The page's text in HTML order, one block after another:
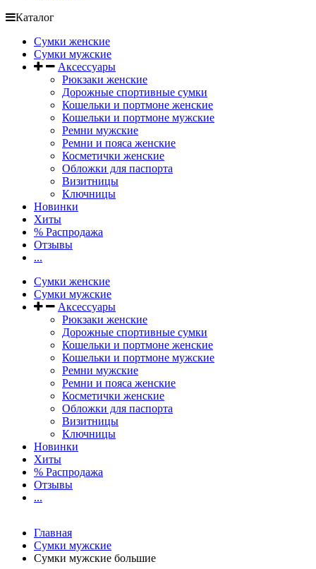
Каталог
Сумки женские
Сумки мужские
Аксессуары
Рюкзаки женские
Дорожные спортивные сумки
Кошельки и портмоне женские
Кошельки и портмоне мужские
Ремни мужские
Ремни и пояса женские
Косметички женские
Обложки для паспорта
Визитницы
Ключницы
Новинки
Хиты
% Распродажа
Отзывы
...
Сумки женские
Сумки мужские
Аксессуары
Рюкзаки женские
Дорожные спортивные сумки
Кошельки и портмоне женские
Кошельки и портмоне мужские
Ремни мужские
Ремни и пояса женские
Косметички женские
Обложки для паспорта
Визитницы
Ключницы
Новинки
Хиты
% Распродажа
Отзывы
...
Главная
Сумки мужские
Сумки мужские большие